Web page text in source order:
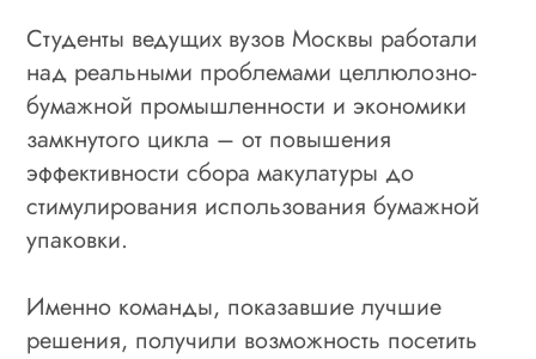
Студенты ведущих вузов Москвы работали
над реальными проблемами целлюлозно-
бумажной промышленности и экономики
замкнутого цикла – от повышения
эффективности сбора макулатуры до
стимулирования использования бумажной
упаковки.
Именно команды, показавшие лучшие
решения, получили возможность посетить